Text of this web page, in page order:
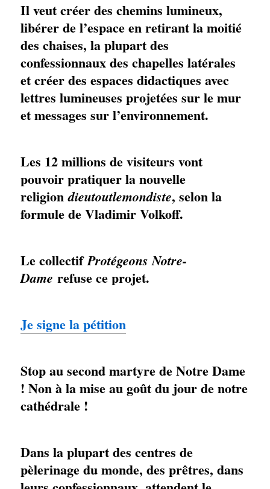
Il veut créer des chemins lumineux,
libérer de l’espace en retirant la moitié
des chaises, la plupart des
confessionnaux des chapelles latérales
et créer des espaces didactiques avec
lettres lumineuses projetées sur le mur
et messages sur l’environnement.
Les 12 millions de visiteurs vont
pouvoir pratiquer la nouvelle
religiondieutoutlemondiste, selon la
formule de Vladimir Volkoff.
Le collectifProtégeons Notre-
Dame refuse ce projet.
Je signe la pétition
Stop au second martyre de Notre Dame
! Non à la mise au goût du jour de notre
cathédrale !
Dans la plupart des centres de
pèlerinage du monde, des prêtres, dans